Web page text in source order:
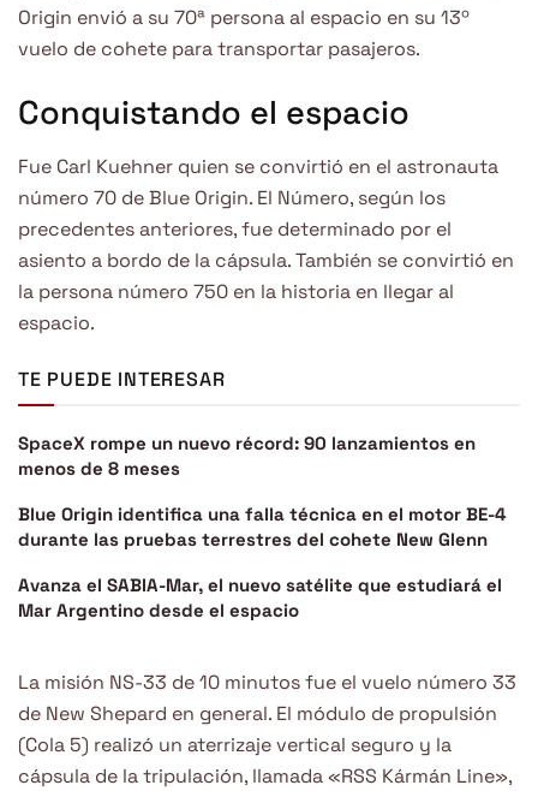
Origin envió a su 70ª persona al espacio en su 13º
vuelo de cohete para transportar pasajeros.
Conquistando el espacio
Fue Carl Kuehner quien se convirtió en el astronauta
número 70 de Blue Origin. El Número, según los
precedentes anteriores, fue determinado por el
asiento a bordo de la cápsula. También se convirtió en
la persona número 750 en la historia en llegar al
espacio.
TE PUEDE INTERESAR
SpaceX rompe un nuevo récord: 90 lanzamientos en
menos de 8 meses
Blue Origin identifica una falla técnica en el motor BE-4
durante las pruebas terrestres del cohete New Glenn
Avanza el SABIA-Mar, el nuevo satélite que estudiará el
Mar Argentino desde el espacio
La misión NS-33 de 10 minutos fue el vuelo número 33
de New Shepard en general. El módulo de propulsión
(Cola 5) realizó un aterrizaje vertical seguro y la
cápsula de la tripulación, llamada «RSS Kármán Line»,